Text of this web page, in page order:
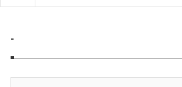
정
보
-